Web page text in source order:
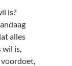
is?
alles
wil is,
voordoet,